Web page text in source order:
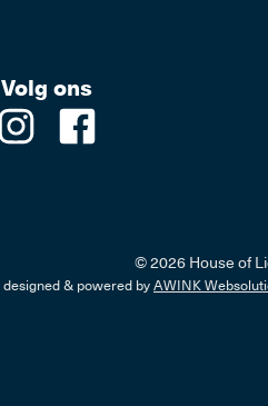
Volg ons
© 2026 House of
designed & powered byAWINK